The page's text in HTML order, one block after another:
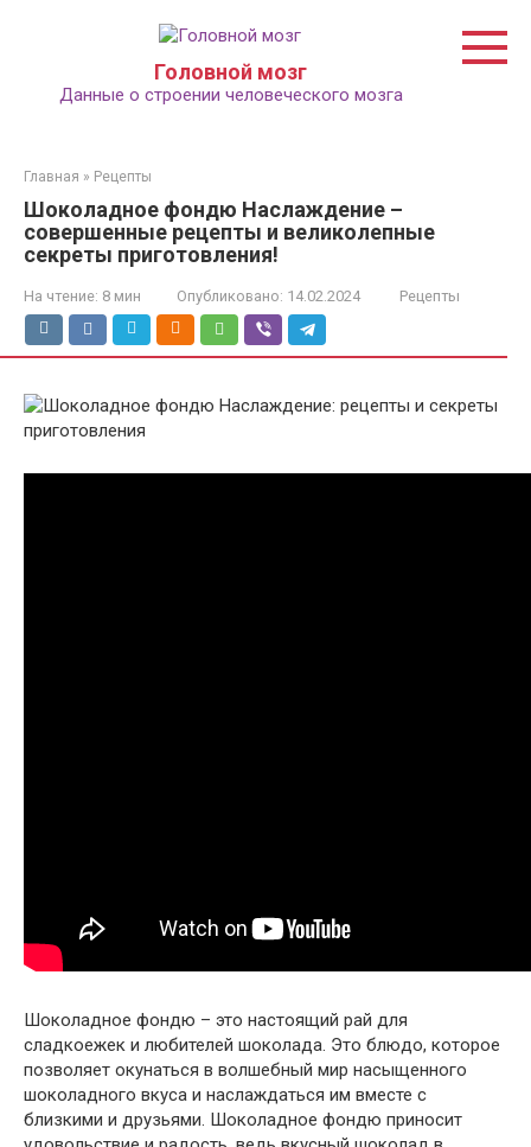
Головной мозг
Данные о строении человеческого мозга
Главная » Рецепты
Шоколадное фондю Наслаждение –
совершенные рецепты и великолепные
секреты приготовления!
На чтение: 8 мин Опубликовано: 14.02.2024 Рецепты
Шоколадное фондю – это настоящий рай для
сладкоежек и любителей шоколада. Это блюдо, которое
позволяет окунаться в волшебный мир насыщенного
шоколадного вкуса и наслаждаться им вместе с
близкими и друзьями. Шоколадное фондю приносит